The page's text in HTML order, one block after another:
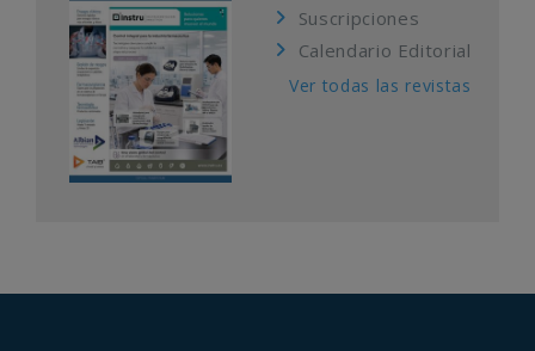
Suscripciones
Calendario Editorial
Ver todas las revistas